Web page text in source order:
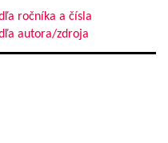
ročníka a čísla
autora/zdroja